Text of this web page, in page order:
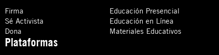
Firma
Sé Activista
Dona
Educación Presencial
Educación en Línea
Materiales Educativos
Plataformas